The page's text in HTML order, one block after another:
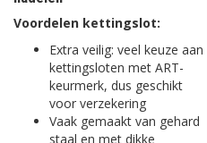
Voordelen kettingslot:
Extra veilig: veel keuze aan
kettingsloten met ART-
keurmerk, dus geschikt
voor verzekering
Vaak gemaakt van gehard
staal en met dikke